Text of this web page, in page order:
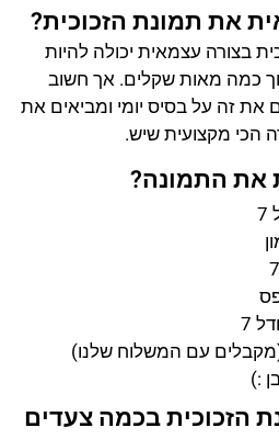
את תמונת הזכוכית?
בצורה עצמאית יכולה להיות
כמה מאות שקלים. אך חשוב
את זה על בסיס יומי ומביאים את
הכי מקצועית שיש.
את התמונה?
7
עם המשלוח שלנו)
:)
הזכוכית בכמה צעדים